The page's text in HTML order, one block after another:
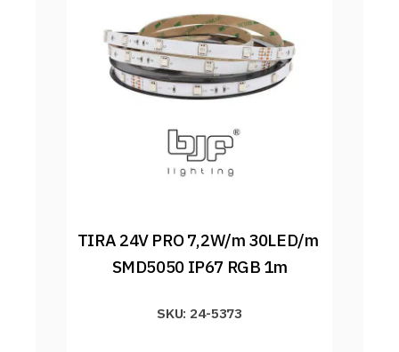
TIRA 24V PRO 7,2W/m 30LED/m
SMD5050 IP67 RGB 1m
SKU: 24-5373